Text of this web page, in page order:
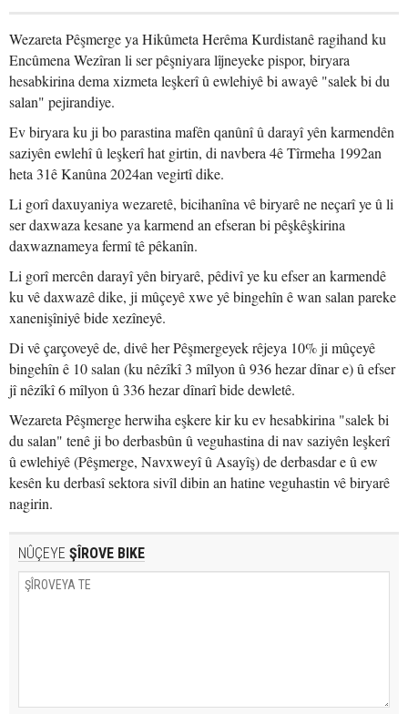
Wezareta Pêşmerge ya Hikûmeta Herêma Kurdistanê ragihand ku
Encûmena Wezîran li ser pêşniyara lîjneyeke pispor, biryara
hesabkirina dema xizmeta leşkerî û ewlehiyê bi awayê "salek bi du
salan" pejirandiye.
Ev biryara ku ji bo parastina mafên qanûnî û darayî yên karmendên
saziyên ewlehî û leşkerî hat girtin, di navbera 4ê Tîrmeha 1992an
heta 31ê Kanûna 2024an vegirtî dike.
Li gorî daxuyaniya wezaretê, bicihanîna vê biryarê ne neçarî ye û li
ser daxwaza kesane ya karmend an efseran bi pêşkêşkirina
daxwaznameya fermî tê pêkanîn.
Li gorî mercên darayî yên biryarê, pêdivî ye ku efser an karmendê
ku vê daxwazê dike, ji mûçeyê xwe yê bingehîn ê wan salan pareke
xanenişîniyê bide xezîneyê.
Di vê çarçoveyê de, divê her Pêşmergeyek rêjeya 10% ji mûçeyê
bingehîn ê 10 salan (ku nêzîkî 3 mîlyon û 936 hezar dînar e) û efser
jî nêzîkî 6 mîlyon û 336 hezar dînarî bide dewletê.
Wezareta Pêşmerge herwiha eşkere kir ku ev hesabkirina "salek bi
du salan" tenê ji bo derbasbûn û veguhastina di nav saziyên leşkerî
û ewlehiyê (Pêşmerge, Navxweyî û Asayîş) de derbasdar e û ew
kesên ku derbasî sektora sivîl dibin an hatine veguhastin vê biryarê
nagirin.
NÛÇEYE ŞÎROVE BIKE